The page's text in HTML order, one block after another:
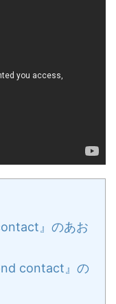
』のあお
contact』の